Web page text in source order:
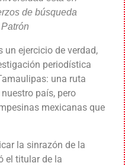
de búsqueda
un ejercicio de verdad,
periodística
una ruta
país, pero
mexicanas que
la sinrazón de la
el titular de la